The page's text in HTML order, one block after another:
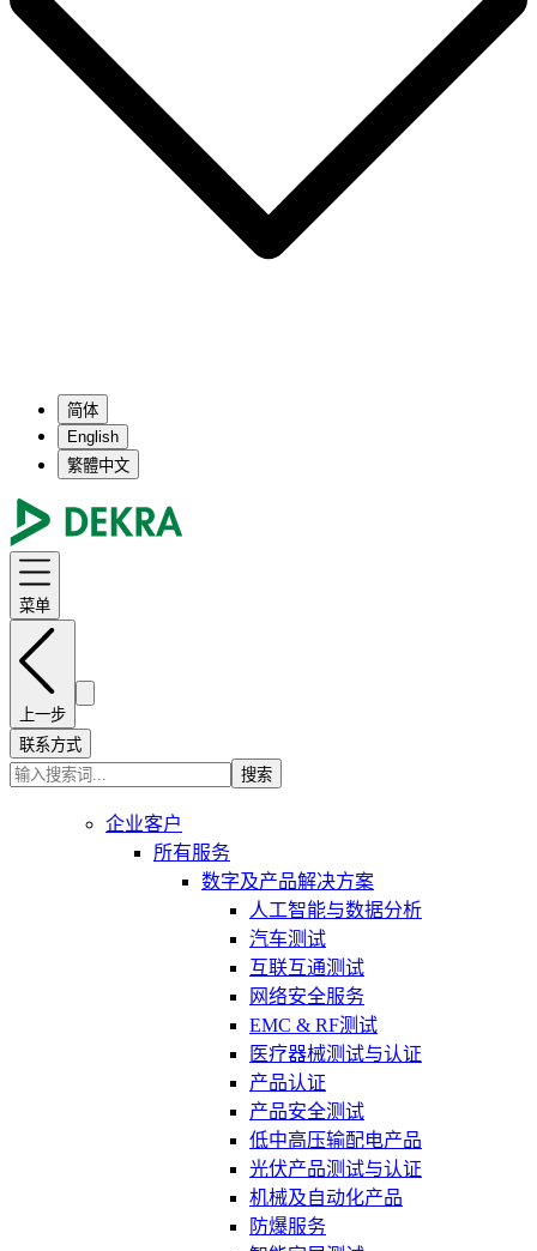
简体
English
繁體中文
菜单
上一步
联系方式
搜索
企业客户
所有服务
数字及产品解决方案
人工智能与数据分析
汽车测试
互联互通测试
网络安全服务
EMC & RF测试
医疗器械测试与认证
产品认证
产品安全测试
低中高压输配电产品
光伏产品测试与认证
机械及自动化产品
防爆服务